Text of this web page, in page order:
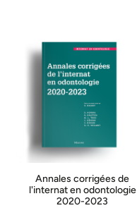
Annales corrigées de
l'internat en odontologie
2020-2023